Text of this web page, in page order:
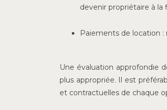
devenir propriétaire à la
Paiements de location
Une évaluation approfondie
plus appropriée. Il est
et contractuelles de chaque